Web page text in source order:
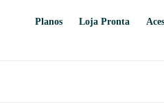
Planos Loja Pronta